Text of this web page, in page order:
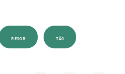
RESOR TÅG